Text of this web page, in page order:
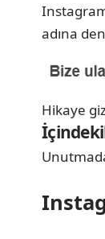
adına
Hikaye